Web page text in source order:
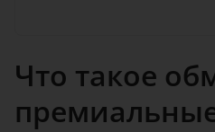
Что такое